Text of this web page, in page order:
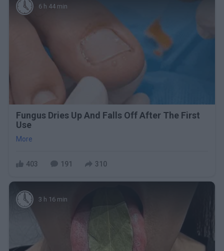
6 h 44 min
Fungus Dries Up And Falls Off After The First
Use
More
403 191 310
3 h 16 min